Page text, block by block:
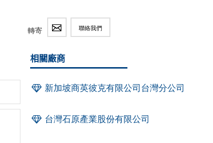
轉寄 聯絡我們
相關廠商
新加坡商英彼克有限公司台灣分公司
台灣石原產業股份有限公司